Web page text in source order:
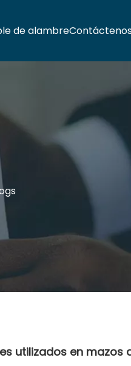
de alambre
utilizados en mazos